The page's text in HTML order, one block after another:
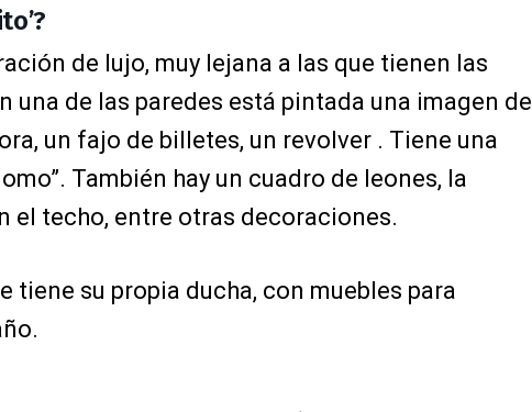
de lujo, muy lejana a las que tienen las
una de las paredes está pintada una imagen de
un fajo de billetes, un revolver . Tiene una
También hay un cuadro de leones, la
el techo, entre otras decoraciones.
tiene su propia ducha, con muebles para